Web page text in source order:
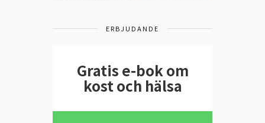
ERBJUDANDE
Gratis e-bok om
kost och hälsa